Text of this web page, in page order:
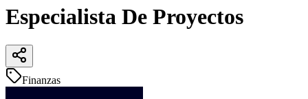
Especialista De Proyectos
Finanzas